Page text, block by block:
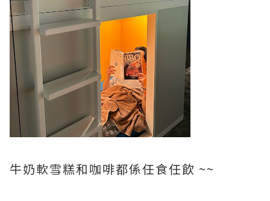
牛奶軟雪糕和咖啡都係任食任飲 ~~